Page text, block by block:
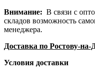
Внимание: В связи с
складов возможность
менеджера.
Доставка по Ростову-на-
Условия доставки